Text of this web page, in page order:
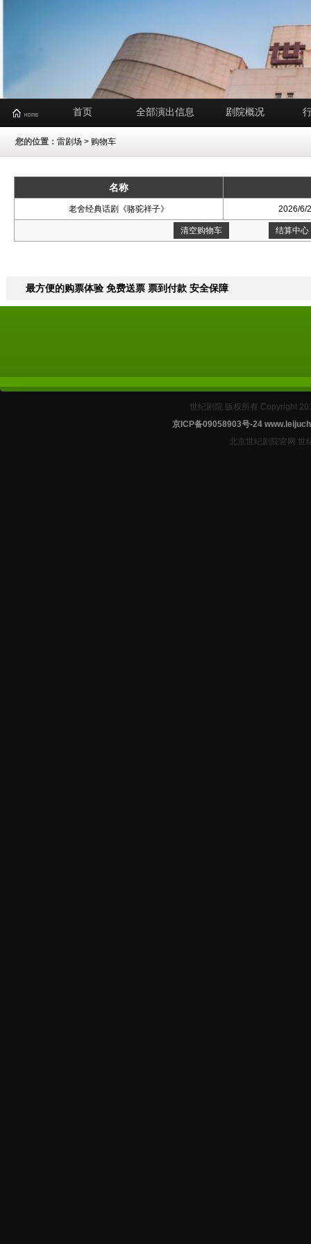
首页 全部演出信息 剧院概况
您的位置： 雷剧场 > 购物车
名称
老舍经典话剧《骆驼祥子》 2026/6/
清空购物车 结算中心
最方便的购票体验 免费送票 票到付款 安全保障
世纪剧院 版权所有 Copyright
京ICP备09058903号-24
北京世纪剧院官网 世